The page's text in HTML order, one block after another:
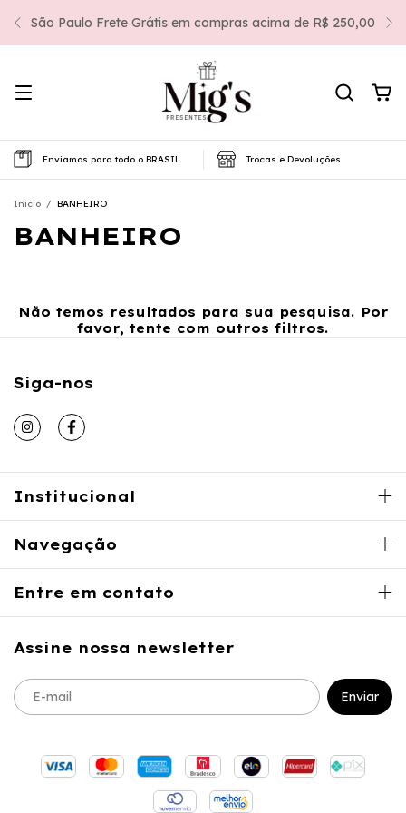
São Paulo Frete Grátis em compras acima de R$ 250,00
Enviamos para todo o BRASIL Trocas e Devoluções
Início / BANHEIRO
BANHEIRO
Não temos resultados para sua pesquisa. Por
favor, tente com outros filtros.
Siga-nos
Institucional
Navegação
Entre em contato
Assine nossa newsletter